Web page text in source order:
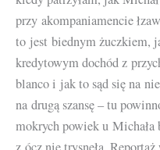
przy akompaniamencie
to jest biednym żuczkiem,
kredytowym dochód z
blanco i jak to sąd się na
na drugą szansę – tu
mokrych powiek u Michała
z ócz nie trysnęła.